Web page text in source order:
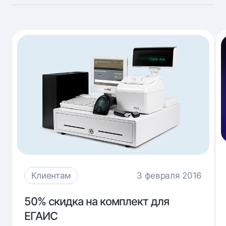
Клиентам 3 февраля 2016
50%
скидка
50% скидка на комплект для
ЕГАИС